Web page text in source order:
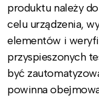
produktu należy
celu urządzenia,
elementów i
przyspieszonych
być
powinna